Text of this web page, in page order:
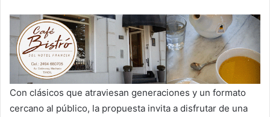
Con clásicos que atraviesan generaciones y un formato
cercano al público, la propuesta invita a disfrutar de una